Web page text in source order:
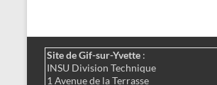
Site de Gif-sur-Yvette :
INSU Division Technique
1 Avenue de la Terrasse